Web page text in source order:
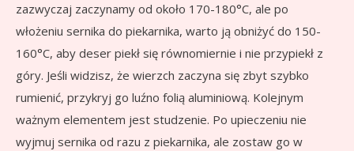
zazwyczaj zaczynamy od około 170-180°C, ale po
włożeniu sernika do piekarnika, warto ją obniżyć do 150-
160°C, aby deser piekł się równomiernie i nie przypiekł z
góry. Jeśli widzisz, że wierzch zaczyna się zbyt szybko
rumienić, przykryj go luźno folią aluminiową. Kolejnym
ważnym elementem jest studzenie. Po upieczeniu nie
wyjmuj sernika od razu z piekarnika, ale zostaw go w